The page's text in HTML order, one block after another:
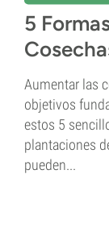
5
Aumentar las
objetivos
estos 5
plantaciones
pueden...